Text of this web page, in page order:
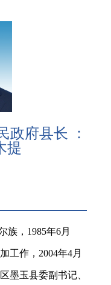
政府县长 ：
提
族，1985年6月
工作，2004年4月
墨玉县委副书记、